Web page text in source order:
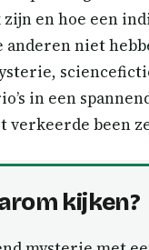
en hoe een
anderen niet
in een
verkeerde been
kijken?